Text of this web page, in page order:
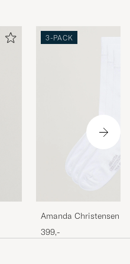
3-PACK
Amanda Christensen
Cotton Socks White
399,-